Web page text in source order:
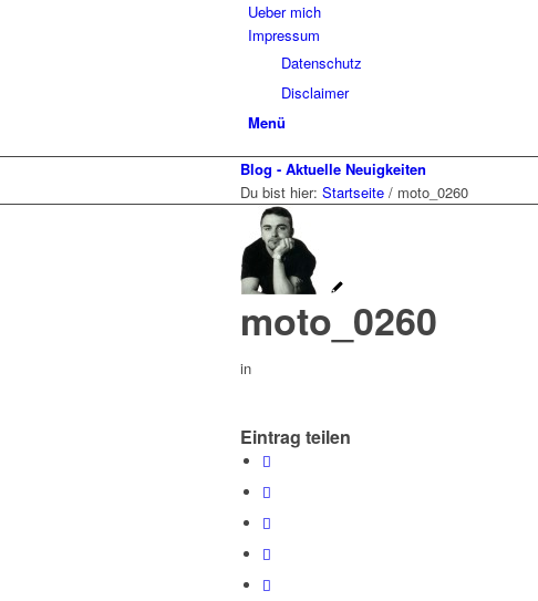
Ueber mich
Impressum
Datenschutz
Disclaimer
Menü
Blog - Aktuelle Neuigkeiten
Du bist hier: Startseite / moto_0260
moto_0260
in
Eintrag teilen